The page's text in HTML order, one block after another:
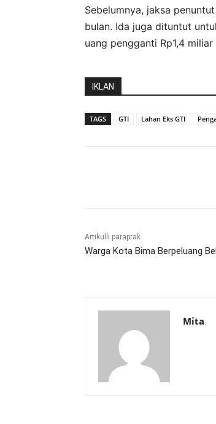
Sebelumnya, jaksa
bulan. Ida juga dituntut
uang pengganti Rp1,4
IKLAN
TAGS GTI Lahan Eks GTI
Artikulli paraprak
Warga Kota Bima Berpeluang
Mita